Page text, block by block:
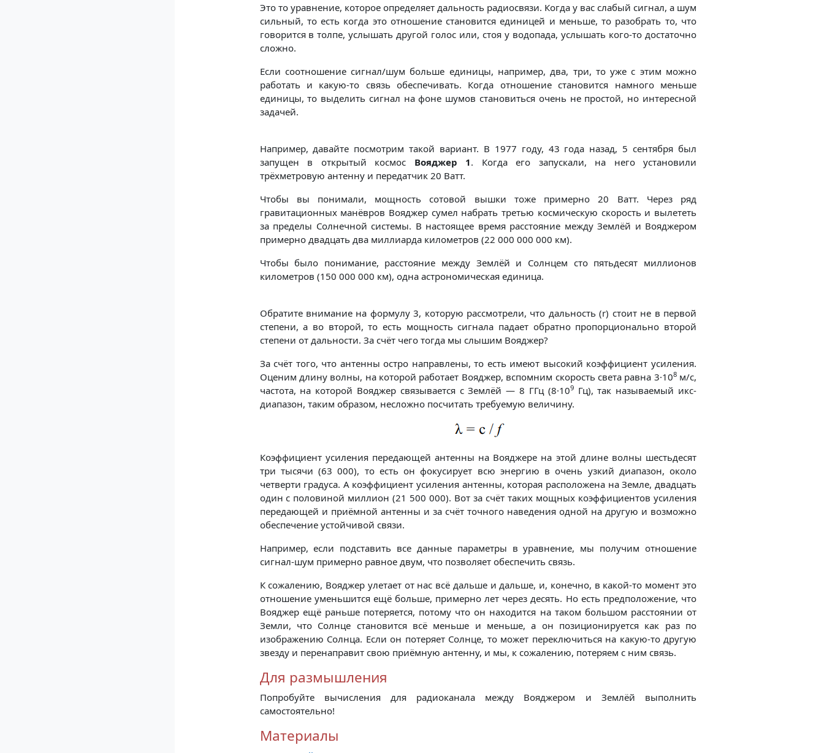
Это то уравнение, которое определяет дальность радиосвязи. Когда у вас слабый сигнал, а шум
сильный, то есть когда это отношение становится единицей и меньше, то разобрать то, что
говорится в толпе, услышать другой голос или, стоя у водопада, услышать кого-то достаточно
сложно.
Если соотношение сигнал/шум больше единицы, например, два, три, то уже с этим можно
работать и какую-то связь обеспечивать. Когда отношение становится намного меньше
единицы, то выделить сигнал на фоне шумов становиться очень не простой, но интересной
задачей.
Например, давайте посмотрим такой вариант. В 1977 году, 43 года назад, 5 сентября был
запущен в открытый космос Вояджер 1. Когда его запускали, на него установили
трёхметровую антенну и передатчик 20 Ватт.
Чтобы вы понимали, мощность сотовой вышки тоже примерно 20 Ватт. Через ряд
гравитационных манёвров Вояджер сумел набрать третью космическую скорость и вылететь
за пределы Солнечной системы. В настоящее время расстояние между Землёй и Вояджером
примерно двадцать два миллиарда километров (22 000 000 000 км).
Чтобы было понимание, расстояние между Землёй и Солнцем сто пятьдесят миллионов
километров (150 000 000 км), одна астрономическая единица.
Обратите внимание на формулу 3, которую рассмотрели, что дальность (r) стоит не в первой
степени, а во второй, то есть мощность сигнала падает обратно пропорционально второй
степени от дальности. За счёт чего тогда мы слышим Вояджер?
За счёт того, что антенны остро направлены, то есть имеют высокий коэффициент усиления.
Оценим длину волны, на которой работает Вояджер, вспомним скорость света равна 3·108м/с,
частота, на которой Вояджер связывается с Землёй — 8 ГГц (8·109Гц), так называемый икс-
диапазон, таким образом, несложно посчитать требуемую величину.
Коэффициент усиления передающей антенны на Вояджере на этой длине волны шестьдесят
три тысячи (63 000), то есть он фокусирует всю энергию в очень узкий диапазон, около
четверти градуса. А коэффициент усиления антенны, которая расположена на Земле, двадцать
один с половиной миллион (21 500 000). Вот за счёт таких мощных коэффициентов усиления
передающей и приёмной антенны и за счёт точного наведения одной на другую и возможно
обеспечение устойчивой связи.
Например, если подставить все данные параметры в уравнение, мы получим отношение
сигнал-шум примерно равное двум, что позволяет обеспечить связь.
К сожалению, Вояджер улетает от нас всё дальше и дальше, и, конечно, в какой-то момент это
отношение уменьшится ещё больше, примерно лет через десять. Но есть предположение, что
Вояджер ещё раньше потеряется, потому что он находится на таком большом расстоянии от
Земли, что Солнце становится всё меньше и меньше, а он позиционируется как раз по
изображению Солнца. Если он потеряет Солнце, то может переключиться на какую-то другую
звезду и перенаправит свою приёмную антенну, и мы, к сожалению, потеряем с ним связь.
Для размышления
Попробуйте вычисления для радиоканала между Вояджером и Землёй выполнить
самостоятельно!
Материалы